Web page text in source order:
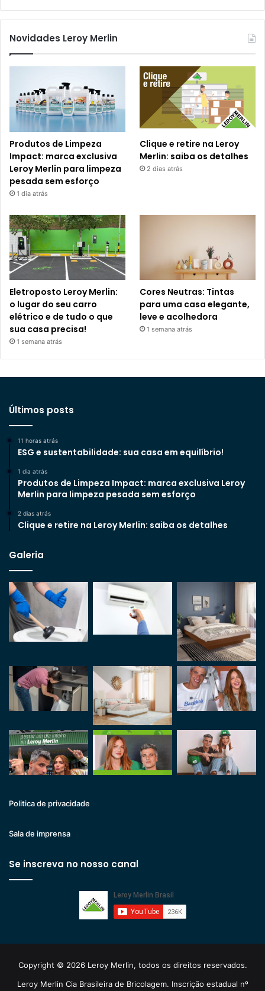
Novidades Leroy Merlin
Produtos de Limpeza
Impact: marca exclusiva
Leroy Merlin para limpeza
pesada sem esforço
1 dia atrás
Clique e retire na Leroy
Merlin: saiba os detalhes
2 dias atrás
Eletroposto Leroy Merlin:
o lugar do seu carro
elétrico e de tudo o que
sua casa precisa!
1 semana atrás
Cores Neutras: Tintas
para uma casa elegante,
leve e acolhedora
1 semana atrás
Últimos posts
11 horas atrás
ESG e sustentabilidade: sua casa em equilíbrio!
1 dia atrás
Produtos de Limpeza Impact: marca exclusiva Leroy
Merlin para limpeza pesada sem esforço
2 dias atrás
Clique e retire na Leroy Merlin: saiba os detalhes
Galeria
Politica de privacidade
Sala de imprensa
Se inscreva no nosso canal
Copyright © 2026 Leroy Merlin, todos os direitos reservados.
Leroy Merlin Cia Brasileira de Bricolagem. Inscrição estadual nº